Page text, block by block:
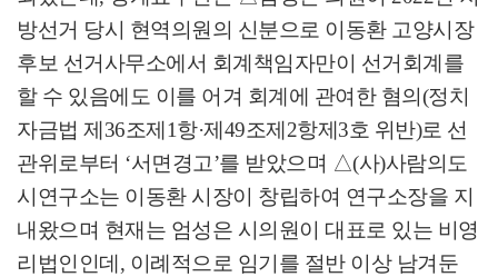
방선거 당시 현역의원의 신분으로 이동환 고양시장
후보 선거사무소에서 회계책임자만이 선거회계를
할 수 있음에도 이를 어겨 회계에 관여한 혐의 (정치
자금법 제 36조제 1항·제 49조제 2항제 3호 위반)로 선
관위로부터 ‘서면경고’를 받았으며 △(사)사람의도
시연구소는 이동환 시장이 창립하여 연구소장을 지
내왔으며 현재는 엄성은 시의원이 대표로 있는 비영
리법인인데 , 이례적으로 임기를 절반 이상 남겨둔